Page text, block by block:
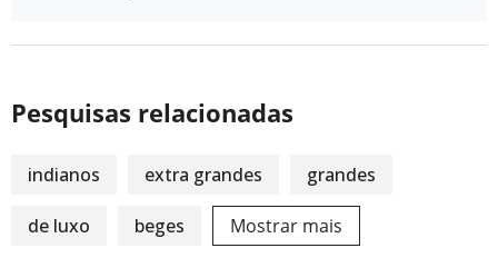
Pesquisas relacionadas
indianos extra grandes grandes
de luxo beges Mostrar mais